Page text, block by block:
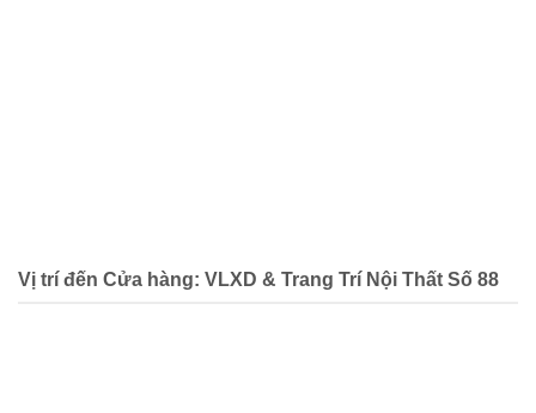
Vị trí đến Cửa hàng: VLXD & Trang Trí Nội Thất Số 88